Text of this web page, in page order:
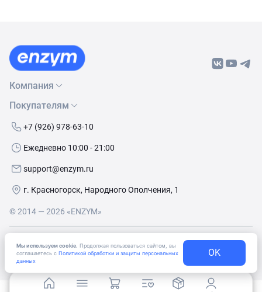
Мы используем cookie. Продолжая пользоваться сайтом, вы
соглашаетесь с Политикой обработки и защиты персональных
данных
OK
Компания
О нас
Бренды
Покупателям
Как сделать заказ
Условия доставки
+7 (926) 978-63-10
Ежедневно 10:00 - 21:00
support@enzym.ru
г. Красногорск, Народного Ополчения, 1
© 2014 — 2026 «ENZYM»
на получение рекламно-информационных
материалов